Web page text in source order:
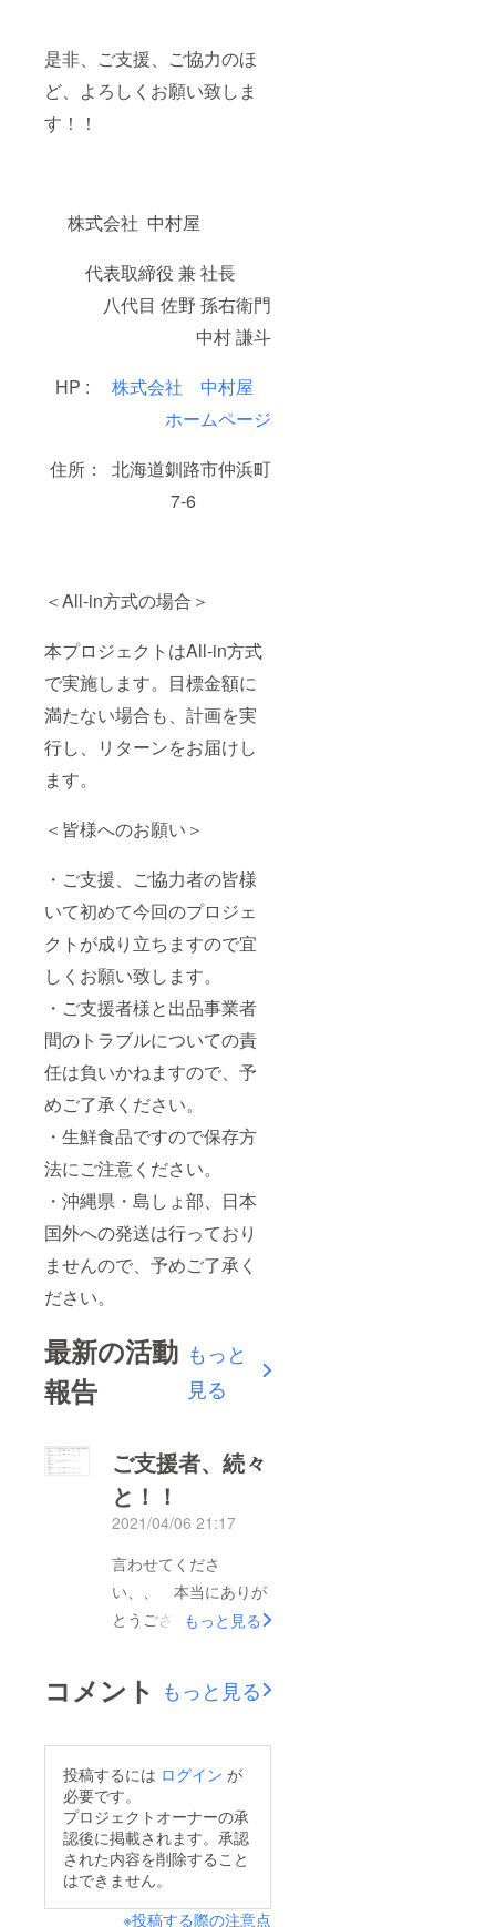
是非、ご支援、ご協力のほ
ど、よろしくお願い致しま
す！！
株式会社 中村屋
代表取締役 兼 社長
八代目 佐野 孫右衛門
中村 謙斗
HP : 株式会社 中村屋
ホームページ
住所： 北海道釧路市仲浜町
7-6
＜All-in方式の場合＞
本プロジェクトはAll-in方式
で実施します。目標金額に
満たない場合も、計画を実
行し、リターンをお届けし
ます。
＜皆様へのお願い＞
・ご支援、ご協力者の皆様
いて初めて今回のプロジェ
クトが成り立ちますので宜
しくお願い致します。
・ご支援者様と出品事業者
間のトラブルについての責
任は負いかねますので、予
めご了承ください。
・生鮮食品ですので保存方
法にご注意ください。
・沖縄県・島しょ部、日本
国外への発送は行っており
ませんので、予めご了承く
ださい。
最新の活動
報告
もっと
見る
ご支援者、続々
と！！
2021/04/06 21:17
言わせてくださ
い、、 本当にありが
とうございま
ことに、、、ご支援者
の方々からご支援の波
らないクラウドファン
ディング。ですけど
も、皆様のご支援が集
まっていることに嬉し
もっと見る
コメント もっと見る
投稿するには ログイン が
必要です。
プロジェクトオーナーの承
認後に掲載されます。承認
された内容を削除すること
はできません。
※投稿する際の注意点